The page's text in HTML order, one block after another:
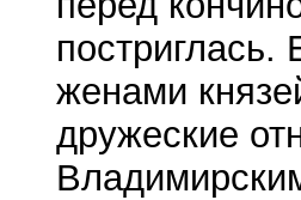
женами
дружеские